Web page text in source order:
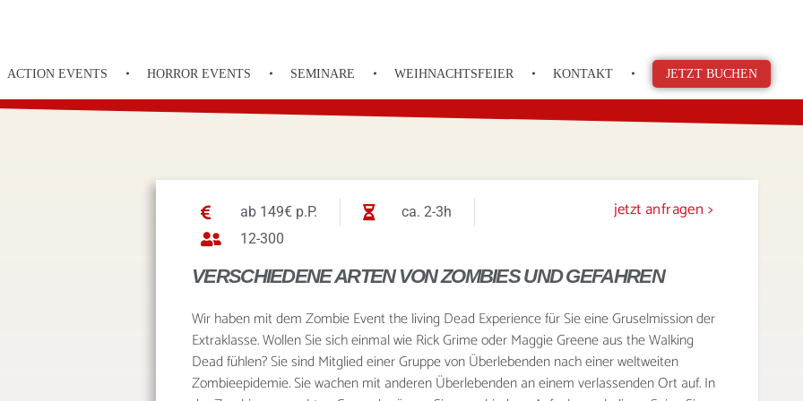
ACTION EVENTS HORROR EVENTS SEMINARE WEIHNACHTSFEIER KONTAKT JETZT BUCHEN
ab 149€ p.P.
ca. 2-3h
12-300
jetzt anfragen >
VERSCHIEDENE ARTEN VON ZOMBIES UND GEFAHREN
Wir haben mit dem Zombie Event the living Dead Experience für Sie eine Gruselmission der
Extraklasse. Wollen Sie sich einmal wie Rick Grime oder Maggie Greene aus the Walking
Dead fühlen? Sie sind Mitglied einer Gruppe von Überlebenden nach einer weltweiten
Zombieepidemie. Sie wachen mit anderen Überlebenden an einem verlassenden Ort auf. In